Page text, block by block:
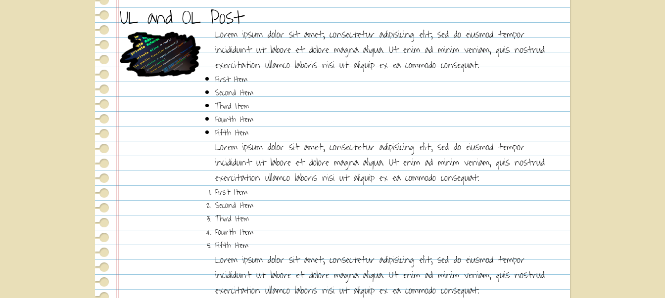
UL and OL Post
Lorem ipsum dolor sit amet, consectetur adipisicing elit, sed do eiusmod tempor
incididunt ut labore et dolore magna aliqua. Ut enim ad minim veniam, quis nostrud
exercitation ullamco laboris nisi ut aliquip ex ea commodo consequat.
First Item
Second Item
Third Item
Fourth Item
Fifth Item
Lorem ipsum dolor sit amet, consectetur adipisicing elit, sed do eiusmod tempor
incididunt ut labore et dolore magna aliqua. Ut enim ad minim veniam, quis nostrud
exercitation ullamco laboris nisi ut aliquip ex ea commodo consequat.
First Item
Second Item
Third Item
Fourth Item
Fifth Item
Lorem ipsum dolor sit amet, consectetur adipisicing elit, sed do eiusmod tempor
incididunt ut labore et dolore magna aliqua. Ut enim ad minim veniam, quis nostrud
exercitation ullamco laboris nisi ut aliquip ex ea commodo consequat.